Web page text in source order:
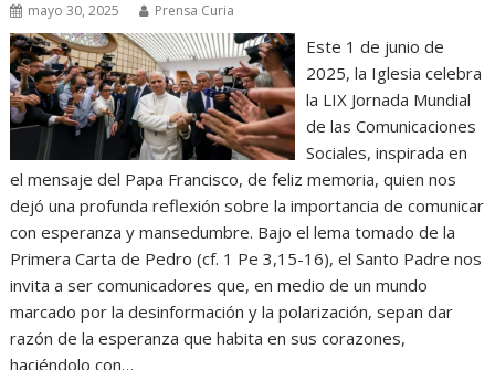
mayo 30, 2025 Prensa Curia
Este 1 de junio de
2025, la Iglesia celebra
la LIX Jornada Mundial
de las Comunicaciones
Sociales, inspirada en
el mensaje del Papa Francisco, de feliz memoria, quien nos
dejó una profunda reflexión sobre la importancia de comunicar
con esperanza y mansedumbre. Bajo el lema tomado de la
Primera Carta de Pedro (cf. 1 Pe 3,15-16), el Santo Padre nos
invita a ser comunicadores que, en medio de un mundo
marcado por la desinformación y la polarización, sepan dar
razón de la esperanza que habita en sus corazones,
haciéndolo con…